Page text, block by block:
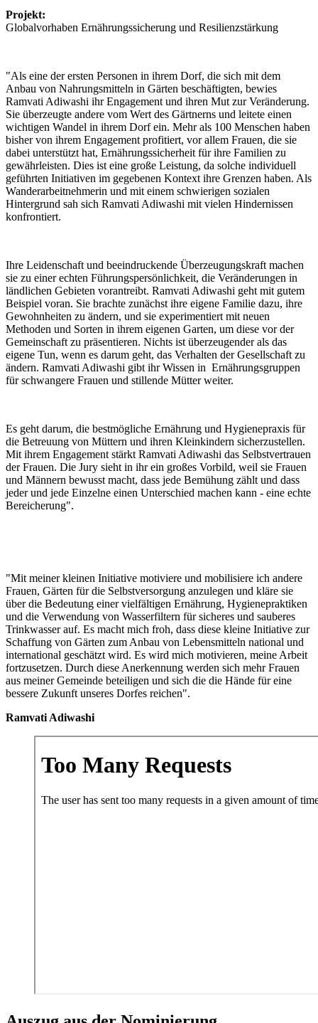
Projekt:
Globalvorhaben Ernährungssicherung und Resilienzstärkung
"Als eine der ersten Personen in ihrem Dorf, die sich mit dem
Anbau von Nahrungsmitteln in Gärten beschäftigten, bewies
Ramvati Adiwashi ihr Engagement und ihren Mut zur Veränderung.
Sie überzeugte andere vom Wert des Gärtnerns und leitete einen
wichtigen Wandel in ihrem Dorf ein. Mehr als 100 Menschen haben
bisher von ihrem Engagement profitiert, vor allem Frauen, die sie
dabei unterstützt hat, Ernährungssicherheit für ihre Familien zu
gewährleisten. Dies ist eine große Leistung, da solche individuell
geführten Initiativen im gegebenen Kontext ihre Grenzen haben. Als
Wanderarbeitnehmerin und mit einem schwierigen sozialen
Hintergrund sah sich Ramvati Adiwashi mit vielen Hindernissen
konfrontiert.
Ihre Leidenschaft und beeindruckende Überzeugungskraft machen
sie zu einer echten Führungspersönlichkeit, die Veränderungen in
ländlichen Gebieten vorantreibt. Ramvati Adiwashi geht mit gutem
Beispiel voran. Sie brachte zunächst ihre eigene Familie dazu, ihre
Gewohnheiten zu ändern, und sie experimentiert mit neuen
Methoden und Sorten in ihrem eigenen Garten, um diese vor der
Gemeinschaft zu präsentieren. Nichts ist überzeugender als das
eigene Tun, wenn es darum geht, das Verhalten der Gesellschaft zu
ändern. Ramvati Adiwashi gibt ihr Wissen in Ernährungsgruppen
für schwangere Frauen und stillende Mütter weiter.
Es geht darum, die bestmögliche Ernährung und Hygienepraxis für
die Betreuung von Müttern und ihren Kleinkindern sicherzustellen.
Mit ihrem Engagement stärkt Ramvati Adiwashi das Selbstvertrauen
der Frauen. Die Jury sieht in ihr ein großes Vorbild, weil sie Frauen
und Männern bewusst macht, dass jede Bemühung zählt und dass
jeder und jede Einzelne einen Unterschied machen kann - eine echte
Bereicherung".
"Mit meiner kleinen Initiative motiviere und mobilisiere ich andere
Frauen, Gärten für die Selbstversorgung anzulegen und kläre sie
über die Bedeutung einer vielfältigen Ernährung, Hygienepraktiken
und die Verwendung von Wasserfiltern für sicheres und sauberes
Trinkwasser auf. Es macht mich froh, dass diese kleine Initiative zur
Schaffung von Gärten zum Anbau von Lebensmitteln national und
international geschätzt wird. Es wird mich motivieren, meine Arbeit
fortzusetzen. Durch diese Anerkennung werden sich mehr Frauen
aus meiner Gemeinde beteiligen und sich die die Hände für eine
bessere Zukunft unseres Dorfes reichen".
Ramvati Adiwashi